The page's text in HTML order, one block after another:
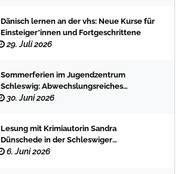
Dänisch lernen an der vhs: Neue Kurse für
Einsteiger*innen und Fortgeschrittene
29. Juli 2026
Sommerferien im Jugendzentrum
Schleswig: Abwechslungsreiches
Programm für Kinder und Jugendliche
30. Juni 2026
Lesung mit Krimiautorin Sandra
Dünschede in der Schleswiger
Stadtbücherei
6. Juni 2026